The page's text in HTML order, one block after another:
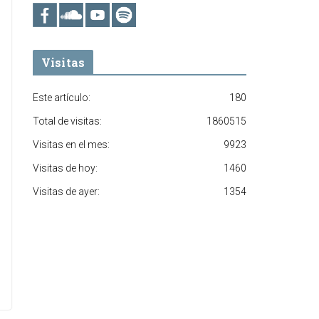
Visitas
180
Este artículo:
1860515
Total de visitas:
9923
Visitas en el mes:
1460
Visitas de hoy:
1354
Visitas de ayer: